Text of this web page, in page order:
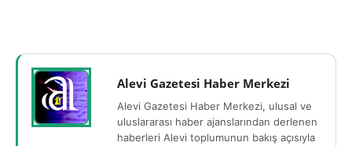
Alevi Gazetesi Haber Merkezi
Alevi Gazetesi Haber Merkezi, ulusal ve
uluslararası haber ajanslarından derlenen
haberleri Alevi toplumunun bakış açısıyla